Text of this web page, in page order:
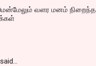
வளர மனம் நிறைந்த
said…